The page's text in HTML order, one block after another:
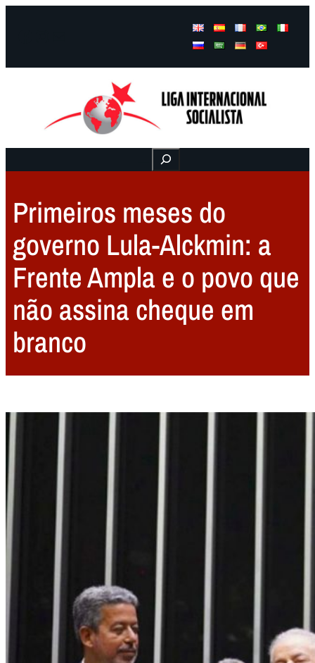
Buscar
Primeiros meses do
governo Lula-Alckmin: a
Frente Ampla e o povo que
não assina cheque em
branco